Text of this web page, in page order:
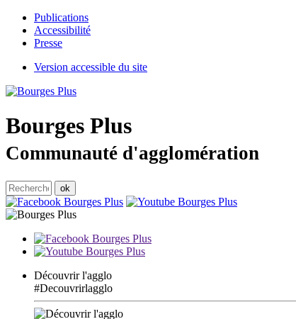
Publications
Accessibilité
Presse
Version accessible du site
Bourges Plus
Communauté d'agglomération
Découvrir l'agglo
#Decouvrirlagglo